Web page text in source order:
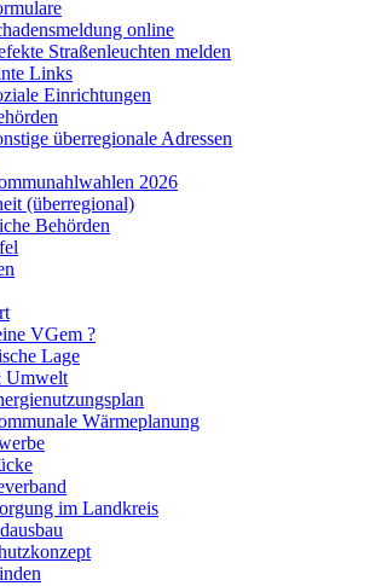
online
Straßenleuchten melden
Links
Einrichtungen
überregionale Adressen
2026
(überregional)
Behörden
VGem ?
Lage
Umwelt
Wärmeplanung
im Landkreis